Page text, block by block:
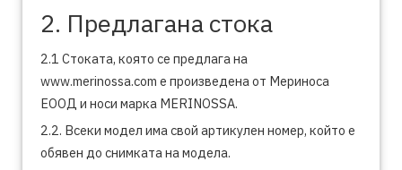
2. Предлагана стока
2.1 Стоката, която се предлага на
www.merinossa.com е произведена от Мериноса
ЕООД и носи марка MERINOSSA.
2.2. Всеки модел има свой артикулен номер, който е
обявен до снимката на модела.